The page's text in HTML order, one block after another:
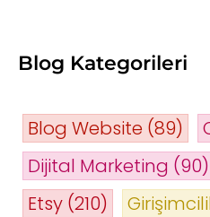
Blog Kategorileri
Blog Website (89)
Dijital Marketing (90)
Etsy (210)